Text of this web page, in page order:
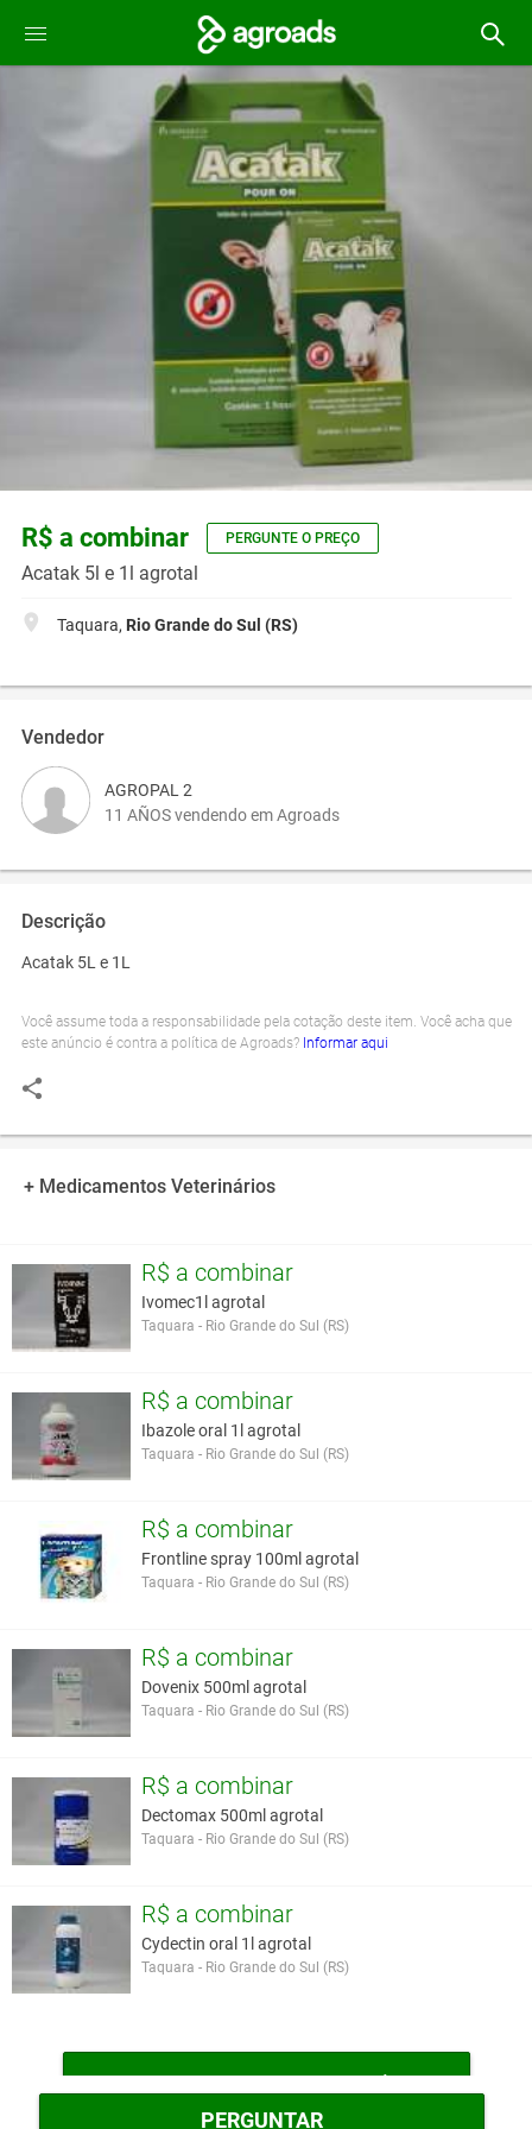
R$ a combinar PERGUNTE O PREÇO
Acatak 5l e 1l agrotal
Taquara, Rio Grande do Sul (RS)
PERGUNTAR
Vendedor
AGROPAL 2
11 AÑOS vendendo em Agroads
Descrição
Acatak 5L e 1L
Você assume toda a responsabilidade pela cotação deste item. Você acha que
este anúncio é contra a política de Agroads? Informar aqui
+ Medicamentos Veterinários
R$ a combinar
Ivomec1l agrotal
Taquara - Rio Grande do Sul (RS)
R$ a combinar
Ibazole oral 1l agrotal
Taquara - Rio Grande do Sul (RS)
R$ a combinar
Frontline spray 100ml agrotal
Taquara - Rio Grande do Sul (RS)
R$ a combinar
Dovenix 500ml agrotal
Taquara - Rio Grande do Sul (RS)
R$ a combinar
Dectomax 500ml agrotal
Taquara - Rio Grande do Sul (RS)
R$ a combinar
Cydectin oral 1l agrotal
Taquara - Rio Grande do Sul (RS)